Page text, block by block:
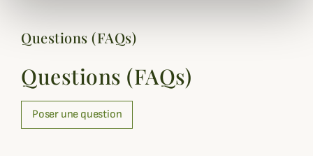
Questions (FAQs)
Questions (FAQs)
Poser une question